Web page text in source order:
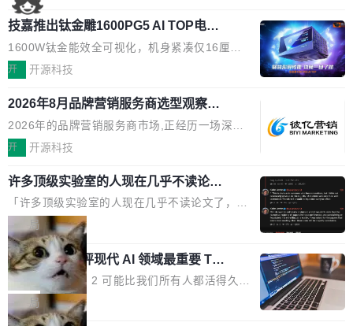
了，你为什么还要再做一个"，我都觉得这个问题
问得好。 因为我自己也是从用户变成开发者的。
现有产品的天花板 我用过不少 AI 浏览器插件。
刚开始觉得都挺好——选中一段文字，弹出解
要。但用久了你会发现，它们本质上都是同一类
东西：一个带网页上下文的聊天框。 它们能读取
页面的文本，然后把文本丢给大模型，再返回一
段回答。仅此而已。 这当然有用，但总觉得差点
意思。比如我在一个后台管理系统里，需要填50
个表单字段，每个字段还有联动逻辑；比如我
想...
技嘉推出钛金雕1600PG5 AI TOP电
源：为发烧级主机与本地AI算力打造旗
舰供电方案
1600W钛金能效全可视化，机身紧凑仅16厘米
继2026台北电脑展首度亮相后，技嘉科技近日正
电源专为发烧级DIY主机与本地AI算力平台打
造，整机长度仅16厘米，提供1600W额定功率
与80PLUS钛金能效；支持ATX 3.1与PCIe 5.1
规范，结合服务器级元件、完善供电线材与内置
实时LCD监控屏，可充分满足当下高阶PC主机
的严苛使用需求。 澎湃功率，紧凑机身 钛金雕1
600PG5 AI TOP具备强悍输出功率，同时实现
机身尺寸大幅精简。整机长度仅16厘米，属于同
功率段机身尺寸十分紧凑的1600W电源产品。小
巧机身有效提升市面主流标准A...
开 开源科技
2026年8月品牌营销服务商选型观察：
从流量思维到品牌资产思维的范式转移
2026年的品牌营销服务商市场,正经历一场深刻
的价值重构。全球全案品牌代理机构市场从2025
复合增长率达5.44%,预计2032年将突破120亿美
元。数字广告与公共关系相关服务市场更是从20
25年的8463亿美元扩张至2026年的8763亿美
元。数字的背后是一个清晰的事实——品牌对专
业化营销服务的需求从未如此迫切。 但市场扩容
的同时,服务商的竞争逻辑正在改变。2026年Top
Agency年度合辑的观察指出,“产品”这个离消费
者最近的载体,在整个品牌营销层面的权重显著变
开 开源科技
许多顶级实验室的人现在几乎不读论文
了
「许多顶级实验室的人现在几乎不读论文了，而
且他们认为 ICLR/ICML/NeurIPS 充斥着大量过
度宣传和欺诈。」 OpenAI 研究员 Keller Jorda
n 这条推文引发了广泛讨论。他不是在说风凉
话，他是说出了一个圈内人尽皆知但很少公开捅
破的事实。 Jordan 随后补充了一句软化声明：
「我不认为这些会议上大部分论文都在过度宣传
局
xAI 前工程师评现代 AI 领域最重要 Top
3 开源项目
Flash Attention 2 可能比我们所有人都活得久。
这句话不是来自某个技术博客，而是出自 Hieu
Pham 的一条推文。Hieu Pham 是谁？他是 xAI
局